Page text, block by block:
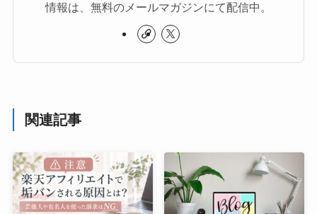
情報は、無料のメールマガジンにて配信中。
関連記事